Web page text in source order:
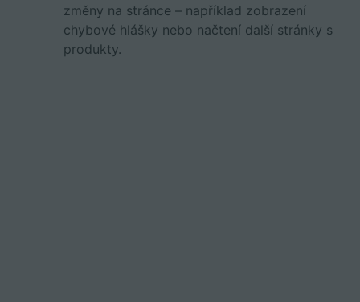
změny na stránce – například zobrazení
chybové hlášky nebo načtení další stránky s
produkty.